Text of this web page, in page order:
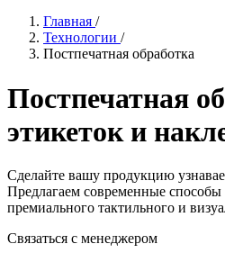
Главная /
Технологии /
Постпечатная обработка
Постпечатная
этикеток и
Сделайте вашу продукцию
Предлагаем современные способы
премиального тактильного и
Связаться с менеджером